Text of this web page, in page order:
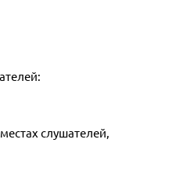
слушателей,